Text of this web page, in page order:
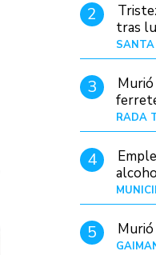
2
tras
3
RADA
4
5 Murió